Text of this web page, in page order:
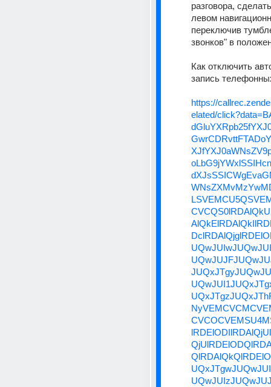
разговора,
левом
переключив
звонков" в
Как отключить
запись
https://
elated/